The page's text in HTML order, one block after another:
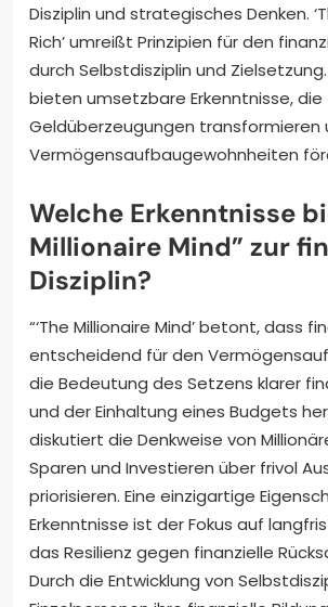
Disziplin und strategisches Denken.
Rich’ umreißt Prinzipien für den
durch Selbstdisziplin und
bieten umsetzbare Erkenntnisse, die
Geldüberzeugungen transformieren
Vermögensaufbaugewohnheiten
Welche Erkenntnisse
Millionaire Mind” zur
Disziplin?
“‘The Millionaire Mind’ betont, dass
entscheidend für den
die Bedeutung des Setzens klarer
und der Einhaltung eines Budgets
diskutiert die Denkweise von
Sparen und Investieren über frivol
priorisieren. Eine einzigartige
Erkenntnisse ist der Fokus auf
das Resilienz gegen finanzielle
Durch die Entwicklung von